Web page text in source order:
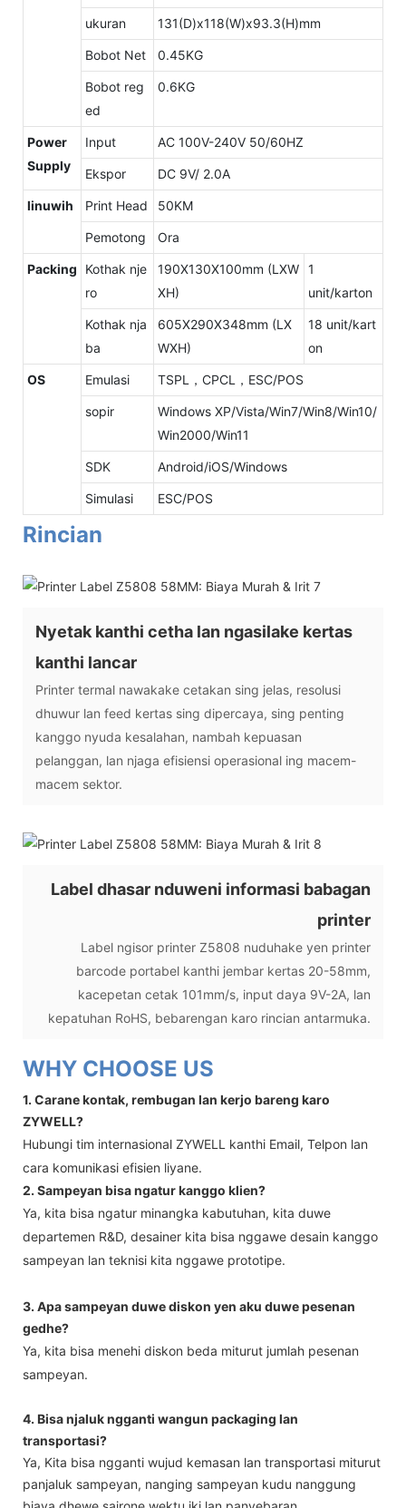
ukuran 131(D)x118(W)x93.3(H)mm
Bobot Net 0.45KG
Bobot reg
ed
0.6KG
Power
Supply
Input AC 100V-240V 50/60HZ
Ekspor DC 9V/ 2.0A
linuwih Print Head 50KM
Pemotong Ora
Packing
Kothak nje
ro
190X130X100mm (LXW
XH)
1
unit/karton
Kothak nja
ba
605X290X348mm (LX
WXH)
18 unit/kart
on
OS Emulasi TSPL，CPCL，ESC/POS
sopir
Windows XP/Vista/Win7/Win8/Win10/
Win2000/Win11
SDK Android/iOS/Windows
Simulasi ESC/POS
Rincian
Nyetak kanthi cetha lan ngasilake kertas
kanthi lancar
Printer termal nawakake cetakan sing jelas, resolusi
dhuwur lan feed kertas sing dipercaya, sing penting
kanggo nyuda kesalahan, nambah kepuasan
pelanggan, lan njaga efisiensi operasional ing macem-
macem sektor.
Label dhasar nduweni informasi babagan
printer
Label ngisor printer Z5808 nuduhake yen printer
barcode portabel kanthi jembar kertas 20-58mm,
kacepetan cetak 101mm/s, input daya 9V-2A, lan
kepatuhan RoHS, bebarengan karo rincian antarmuka.
WHY CHOOSE US
1. Carane kontak, rembugan lan kerjo bareng karo
ZYWELL?
Hubungi tim internasional ZYWELL kanthi Email, Telpon lan
cara komunikasi efisien liyane.
2. Sampeyan bisa ngatur kanggo klien?
Ya, kita bisa ngatur minangka kabutuhan, kita duwe
departemen R&D, desainer kita bisa nggawe desain kanggo
sampeyan lan teknisi kita nggawe prototipe.
3. Apa sampeyan duwe diskon yen aku duwe pesenan
gedhe?
Ya, kita bisa menehi diskon beda miturut jumlah pesenan
sampeyan.
4. Bisa njaluk ngganti wangun packaging lan
transportasi?
Ya, Kita bisa ngganti wujud kemasan lan transportasi miturut
panjaluk sampeyan, nanging sampeyan kudu nanggung